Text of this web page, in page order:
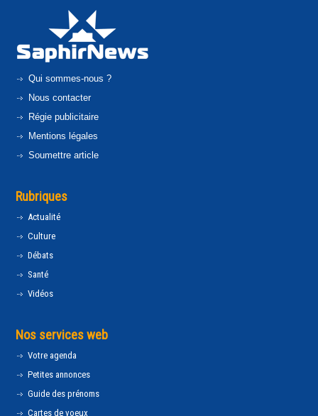
Qui sommes-nous ?
Nous contacter
Régie publicitaire
Mentions légales
Soumettre article
Rubriques
Actualité
Culture
Débats
Santé
Vidéos
Nos services web
Votre agenda
Petites annonces
Guide des prénoms
Cartes de voeux